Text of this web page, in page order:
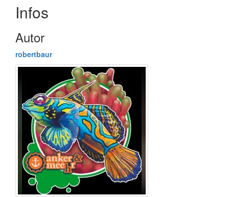
Infos
Autor
robertbaur